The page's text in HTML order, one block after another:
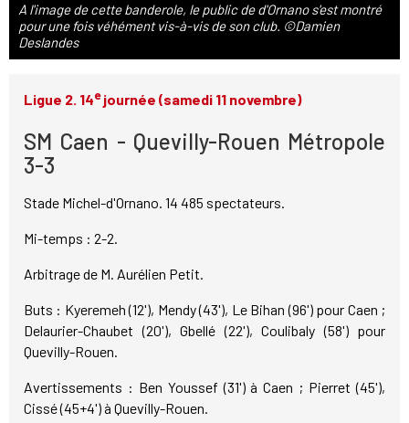
A l'image de cette banderole, le public de d'Ornano s'est montré
pour une fois véhément vis-à-vis de son club. ©Damien
Deslandes
Ligue 2. 14ejournée (samedi 11 novembre)
SM Caen - Quevilly-Rouen Métropole
3-3
Stade Michel-d'Ornano. 14 485 spectateurs.
Mi-temps : 2-2.
Arbitrage de M. Aurélien Petit.
Buts : Kyeremeh (12'), Mendy (43'), Le Bihan (96') pour Caen ;
Delaurier-Chaubet (20'), Gbellé (22'), Coulibaly (58') pour
Quevilly-Rouen.
Avertissements : Ben Youssef (31') à Caen ; Pierret (45'),
Cissé (45+4') à Quevilly-Rouen.